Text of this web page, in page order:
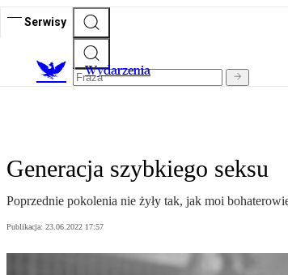
Serwisy
Wydarzenia
Generacja szybkiego seksu
Poprzednie pokolenia nie żyły tak, jak moi
Publikacja: 23.06.2022 17:57